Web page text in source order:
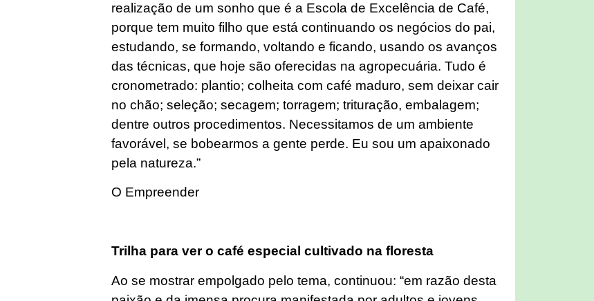
realização de um sonho que é a Escola de Excelência de Café,
porque tem muito filho que está continuando os negócios do pai,
estudando, se formando, voltando e ficando, usando os avanços
das técnicas, que hoje são oferecidas na agropecuária. Tudo é
cronometrado: plantio; colheita com café maduro, sem deixar cair
no chão; seleção; secagem; torragem; trituração, embalagem;
dentre outros procedimentos. Necessitamos de um ambiente
favorável, se bobearmos a gente perde. Eu sou um apaixonado
pela natureza.”
O Empreender
Trilha para ver o café especial cultivado na floresta
Ao se mostrar empolgado pelo tema, continuou: “em razão desta